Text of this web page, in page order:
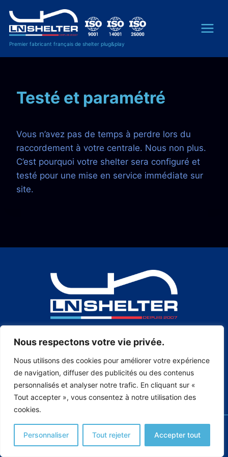
Nous respectons votre vie privée.
Nous utilisons des cookies pour améliorer votre expérience
de navigation, diffuser des publicités ou des contenus
personnalisés et analyser notre trafic. En cliquant sur «
Tout accepter », vous consentez à notre utilisation des
cookies.
Personnaliser Tout rejeter Accepter tout
Premier fabricant français de shelter plug&play
Testé et paramétré
Vous n’avez pas de temps à perdre lors du
raccordement à votre centrale. Nous non plus.
C’est pourquoi votre shelter sera configuré et
testé pour une mise en service immédiate sur
site.
+33 5 48 17 25 04
Produits Innovation continue
Qui sommes-nous ?
Rejoignez-nous
CGU
Politique d’utilisation des cookies
Mentions légales & Politique de confidentialité